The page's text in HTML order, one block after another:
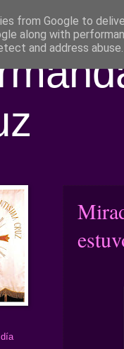
from Google to
along with
and address abuse.